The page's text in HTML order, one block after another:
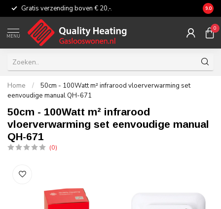
Gratis verzending boven € 20,-. 9.0
MENU
0
Home /
50cm - 100Watt m² infrarood vloerverwarming set
eenvoudige manual QH-671
50cm - 100Watt m² infrarood
vloerverwarming set eenvoudige manual
QH-671
(0)